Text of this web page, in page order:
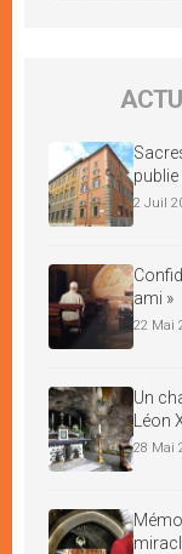
2 Juil
ami »
22 Mai
Un
Léon
28 Mai